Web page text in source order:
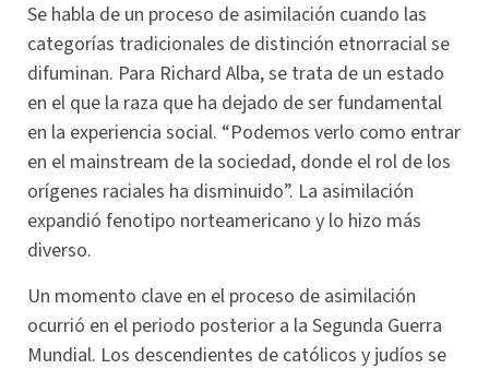
Se habla de un proceso de asimilación cuando las
categorías tradicionales de distinción etnorracial se
difuminan. Para Richard Alba, se trata de un estado
en el que la raza que ha dejado de ser fundamental
en la experiencia social. “Podemos verlo como entrar
en el mainstream de la sociedad, donde el rol de los
orígenes raciales ha disminuido”. La asimilación
expandió fenotipo norteamericano y lo hizo más
diverso.
Un momento clave en el proceso de asimilación
ocurrió en el periodo posterior a la Segunda Guerra
Mundial. Los descendientes de católicos y judíos se